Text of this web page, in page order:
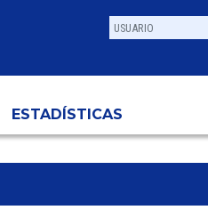
ESTADÍSTICAS